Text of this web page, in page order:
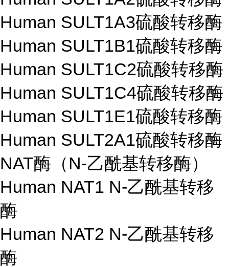
Human SULT1A3硫酸转移酶
Human SULT1B1硫酸转移酶
Human SULT1C2硫酸转移酶
Human SULT1C4硫酸转移酶
Human SULT1E1硫酸转移酶
Human SULT2A1硫酸转移酶
NAT酶（N-乙酰基转移酶）
Human NAT1 N-乙酰基转移
酶
Human NAT2 N-乙酰基转移
酶